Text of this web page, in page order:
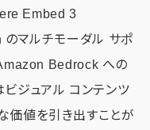
Embed 3
マルチモーダル サポ
Amazon Bedrock への
ジュアル コンテンツ
価値を引き出すことが